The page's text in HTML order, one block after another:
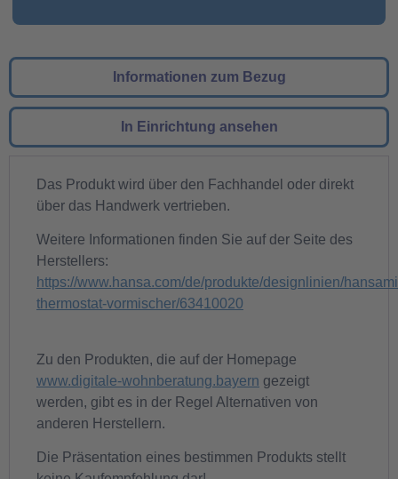
Informationen zum Bezug
In Einrichtung ansehen
Das Produkt wird über den Fachhandel oder direkt
über das Handwerk vertrieben.
Weitere Informationen finden Sie auf der Seite des
Herstellers:
https://www.hansa.com/de/produkte/designlinien/
thermostat-vormischer/63410020
Zu den Produkten, die auf der Homepage
www.digitale-wohnberatung.bayern gezeigt
werden, gibt es in der Regel Alternativen von
anderen Herstellern.
Die Präsentation eines bestimmen Produkts stellt